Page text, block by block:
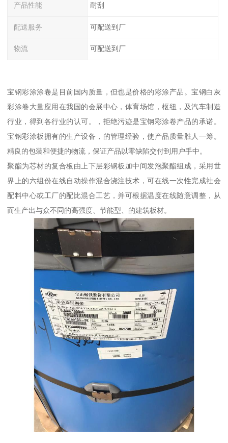
产品性能 耐刮
配送服务 可配送到厂
物流 可配送到厂
宝钢彩涂涂卷是目前国内质量，但也是价格的彩涂产品。宝钢白灰
彩涂卷大量应用在我国的会展中心，体育场馆，枢纽，及汽车制造
行业，得到各行业的认可。，拒绝污迹是宝钢彩涂卷产品的承诺。
宝钢彩涂板拥有的生产设备，的管理经验，使产品质量胜人一筹。
精良的包装和便捷的物流，保证产品以零缺陷交付到用户手中。
聚酯为芯材的复合板由上下层彩钢板加中间发泡聚酯组成，采用世
界上的六组份在线自动操作混合浇注技术，可在线一次性完成社会
配料中心或工厂的配比混合工艺，并可根据温度在线随意调整，从
而生产出与众不同的高强度、节能型、的建筑板材。